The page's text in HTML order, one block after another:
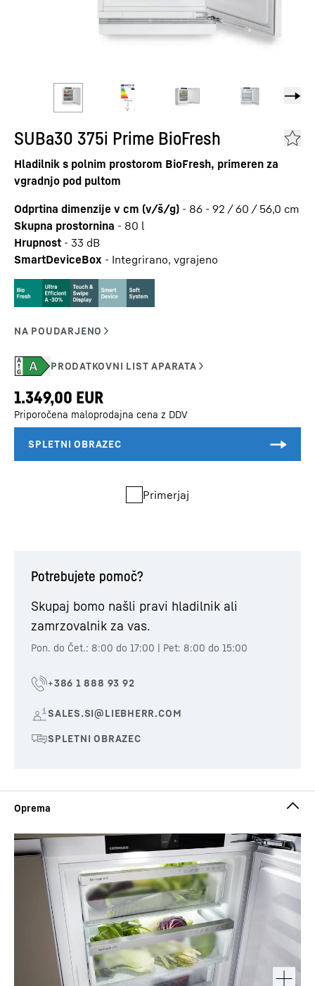
SUBa30 375i Prime BioFresh
Hladilnik s polnim prostorom BioFresh, primeren za
vgradnjo pod pultom
Odprtina dimenzije v cm (v/š/g) - 86 - 92 / 60 / 56,0 cm
Skupna prostornina - 80 l
Hrupnost - 33 dB
SmartDeviceBox - Integrirano, vgrajeno
Priporočena maloprodajna cena z DDV
Primerjaj
Potrebujete pomoč?
Skupaj bomo našli pravi hladilnik ali
zamrzovalnik za vas.
Pon. do Čet.: 8:00 do 17:00 | Pet: 8:00 do 15:00